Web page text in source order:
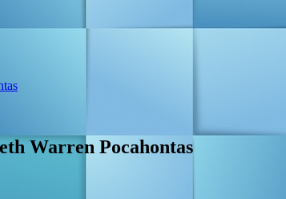
Warren Pocahontas